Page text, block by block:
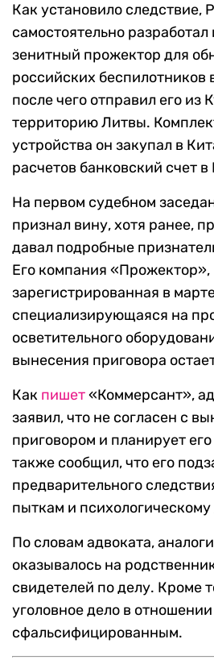
Как установило следствие,
самостоятельно разработал
зенитный прожектор для
российских беспилотников
после чего отправил его из
территорию Литвы.
устройства он закупал в
расчетов банковский счет в
На первом судебном
признал вину, хотя ранее,
давал подробные
Его компания «Прожектор»,
зарегистрированная в
специализирующаяся на
осветительного
вынесения приговора
Как пишет«Коммерсант»,
заявил, что не согласен с
приговором и планирует
также сообщил, что его
предварительного
пыткам и
По словам адвоката,
оказывалось на
свидетелей по делу. Кроме
уголовное дело в
сфальсифицированным.